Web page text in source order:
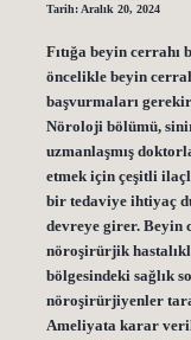
Tarih: Aralık 20, 2024
Fıtığa beyin cerrahı
öncelikle beyin
başvurmaları
Nöroloji bölümü,
uzmanlaşmış
etmek için çeşitli
bir tedaviye ihtiyaç
devreye girer. Beyin
nöroşirürjik
bölgesindeki sağlık
nöroşirürjiyenler
Ameliyata karar